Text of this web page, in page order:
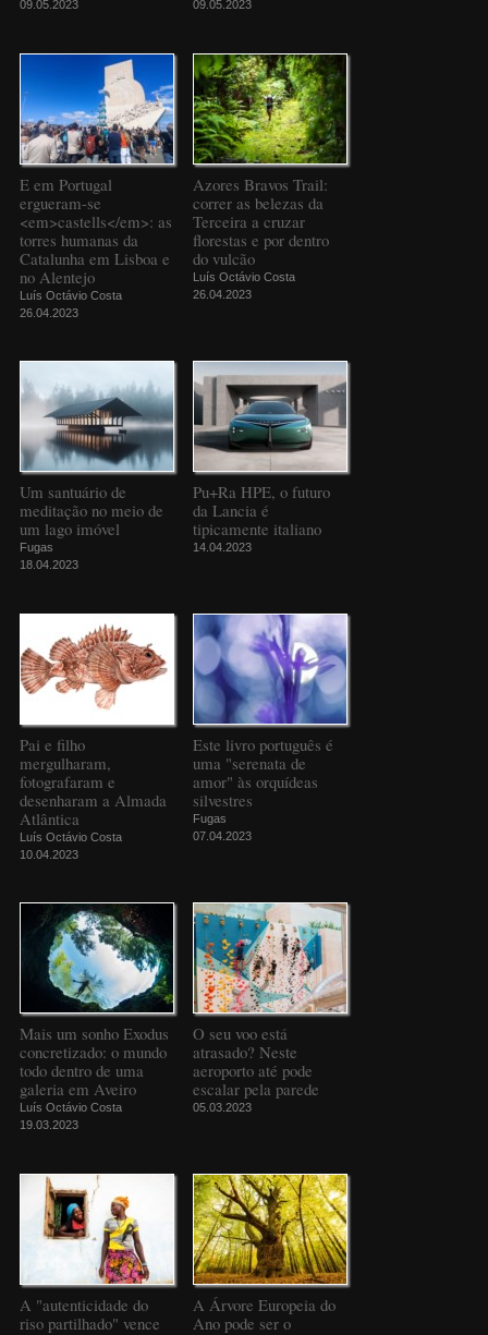
09.05.2023
09.05.2023
E em Portugal
ergueram-se
<em>castells</em>: as
torres humanas da
Catalunha em Lisboa e
no Alentejo
Luís Octávio Costa
26.04.2023
Azores Bravos Trail:
correr as belezas da
Terceira a cruzar
florestas e por dentro
do vulcão
Luís Octávio Costa
26.04.2023
Um santuário de
meditação no meio de
um lago imóvel
Fugas
18.04.2023
Pu+Ra HPE, o futuro
da Lancia é
tipicamente italiano
14.04.2023
Pai e filho
mergulharam,
fotografaram e
desenharam a Almada
Atlântica
Luís Octávio Costa
10.04.2023
Este livro português é
uma "serenata de
amor" às orquídeas
silvestres
Fugas
07.04.2023
Mais um sonho Exodus
concretizado: o mundo
todo dentro de uma
galeria em Aveiro
Luís Octávio Costa
19.03.2023
O seu voo está
atrasado? Neste
aeroporto até pode
escalar pela parede
05.03.2023
A "autenticidade do
riso partilhado" vence
A Árvore Europeia do
Ano pode ser o